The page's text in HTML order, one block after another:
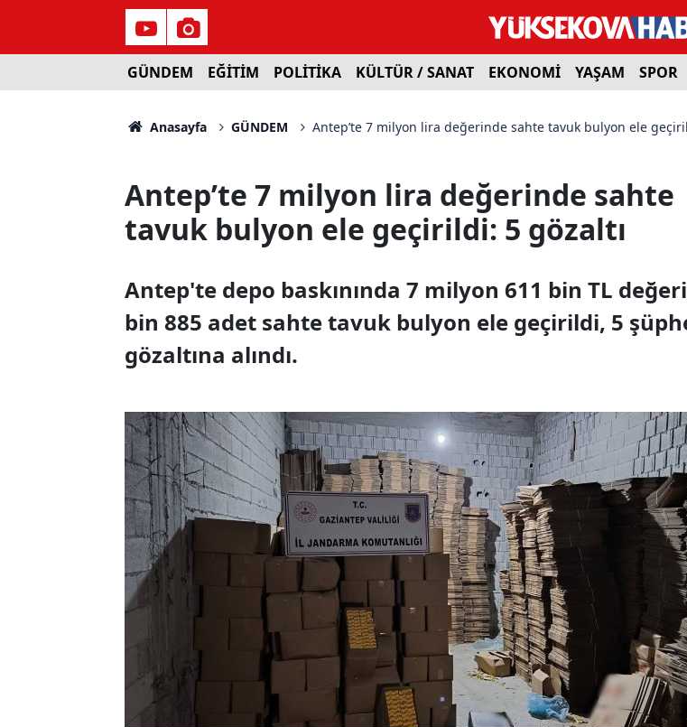
GÜNDEM EĞİTİM POLİTİKA KÜLTÜR / SANAT EKONOMİ YAŞAM SPOR
Anasayfa GÜNDEM Antep’te 7 milyon lira değerinde sahte tavuk bulyon ele
Antep’te 7 milyon lira değerinde sahte
tavuk bulyon ele geçirildi: 5 gözaltı
Antep'te depo baskınında 7 milyon 611 bin TL
bin 885 adet sahte tavuk bulyon ele geçirildi, 5
gözaltına alındı.